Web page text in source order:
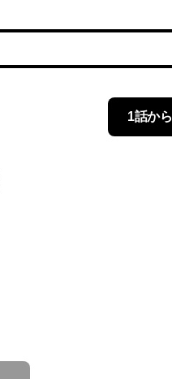
1話から